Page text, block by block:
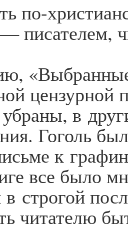
по-
писателем,
цензурной
в
Гоголь
к
все было
строгой
читателю